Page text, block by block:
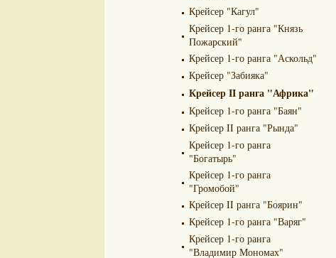
Крейсер "Кагул"
Крейсер 1-го ранга "Князь
Пожарский"
Крейсер 1-го ранга "Аскольд"
Крейсер "Забияка"
Крейсер II ранга "Африка"
Крейсер 1-го ранга "Баян"
Крейсер II ранга "Рында"
Крейсер 1-го ранга
"Богатырь"
Крейсер 1-го ранга
"Громобой"
Крейсер II ранга "Боярин"
Крейсер 1-го ранга "Варяг"
Крейсер 1-го ранга
"Владимир Мономах"